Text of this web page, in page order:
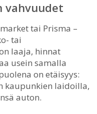
vahvuudet
tai Prisma –
tai
laaja, hinnat
usein samalla
on etäisyys:
kaupunkien laidoilla,
auton.